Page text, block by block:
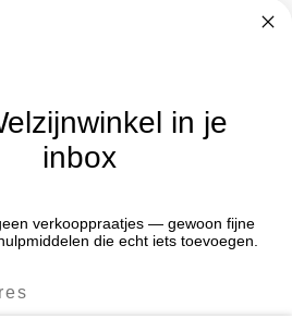
van acties en het
in je
inbox
verkooppraatjes — gewoon fijne
die echt iets toevoegen.